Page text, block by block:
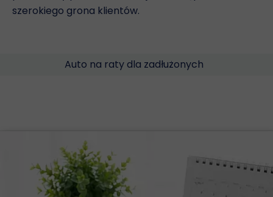
Auto na raty dla zadłużonych
szerokiego grona klientów.